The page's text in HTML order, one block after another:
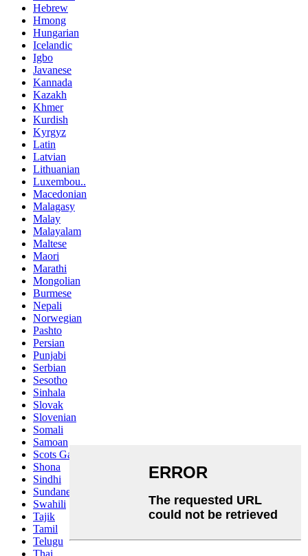
Hebrew
Hmong
Hungarian
Icelandic
Igbo
Javanese
Kannada
Kazakh
Khmer
Kurdish
Kyrgyz
Latin
Latvian
Lithuanian
Luxembou..
Macedonian
Malagasy
Malay
Malayalam
Maltese
Maori
Marathi
Mongolian
Burmese
Nepali
Norwegian
Pashto
Persian
Punjabi
Serbian
Sesotho
Sinhala
Slovak
Slovenian
Somali
Samoan
Scots Gaelic
Shona
Sindhi
Sundanese
Swahili
Tajik
Tamil
Telugu